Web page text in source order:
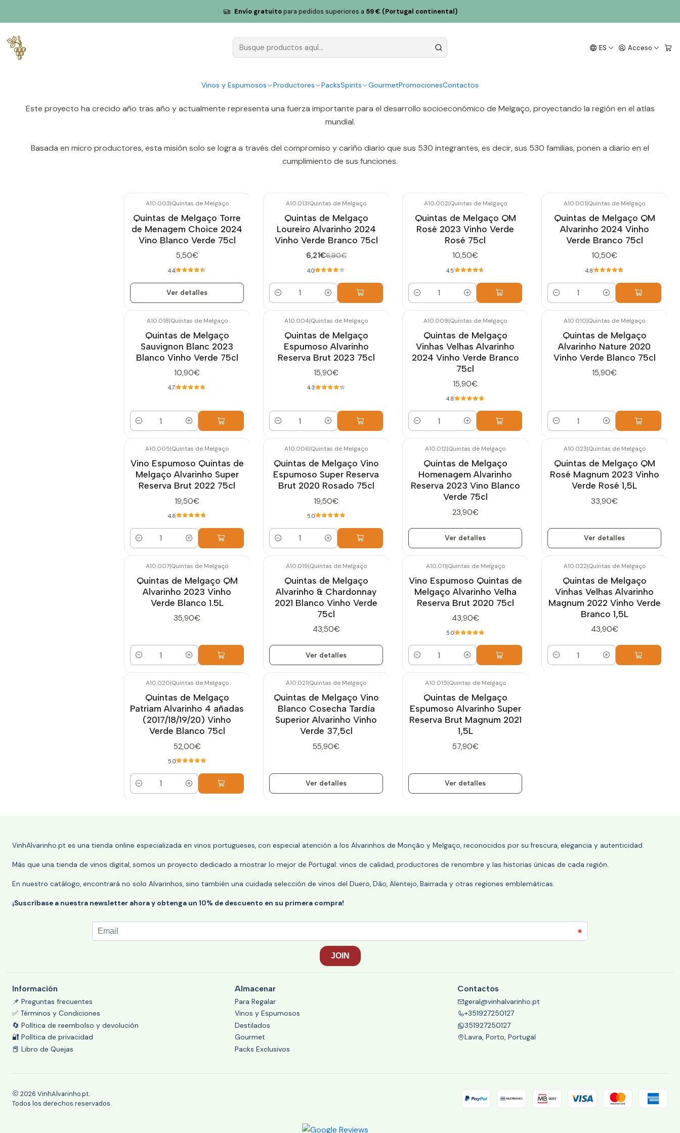
ES Acceso
Vinos y Espumosos Productores PacksSpirits GourmetPromocionesContactos
Envío gratuitopara pedidos superiores a 59 € (Portugal continental)
Granjas Melgaço
Granjas Melgaço
desafío a algunos pequeños y medianos productores de vino para unir fuerzas en favor del potencial de los vinos de la región y de la variedad Alvarinho.
Este proyecto ha crecido año tras año y actualmente representa una fuerza importante para el desarrollo socioeconómico de Melgaço, proyectando la región en el atlas
mundial.
Basada en micro productores, esta misión solo se logra a través del compromiso y cariño diario que sus 530 integrantes, es decir, sus 530 familias, ponen a diario en el
cumplimiento de sus funciones.
A10.003|Quintas de Melgaço
Quintas de Melgaço Torre
de Menagem Choice 2024
Vino Blanco Verde 75cl
5,50€
4.4
Ver detalles
A10.013|Quintas de Melgaço
Quintas de Melgaço
Loureiro Alvarinho 2024
Vinho Verde Branco 75cl
6,21€6,90€
4.0
Cantidad
A10.002|Quintas de Melgaço
Quintas de Melgaço QM
Rosé 2023 Vinho Verde
Rosé 75cl
10,50€
4.5
Cantidad
A10.001|Quintas de Melgaço
Quintas de Melgaço QM
Alvarinho 2024 Vinho
Verde Branco 75cl
10,50€
4.8
Cantidad
A10.018|Quintas de Melgaço
Quintas de Melgaço
Sauvignon Blanc 2023
Blanco Vinho Verde 75cl
10,90€
4.7
Cantidad
A10.004|Quintas de Melgaço
Quintas de Melgaço
Espumoso Alvarinho
Reserva Brut 2023 75cl
15,90€
4.3
Cantidad
A10.009|Quintas de Melgaço
Quintas de Melgaço
Vinhas Velhas Alvarinho
2024 Vinho Verde Branco
75cl
15,90€
4.8
Cantidad
A10.010|Quintas de Melgaço
Quintas de Melgaço
Alvarinho Nature 2020
Vinho Verde Blanco 75cl
15,90€
Cantidad
A10.005|Quintas de Melgaço
Vino Espumoso Quintas de
Melgaço Alvarinho Super
Reserva Brut 2022 75cl
19,50€
4.8
Cantidad
A10.006|Quintas de Melgaço
Quintas de Melgaço Vino
Espumoso Super Reserva
Brut 2020 Rosado 75cl
19,50€
5.0
Cantidad
A10.012|Quintas de Melgaço
Quintas de Melgaço
Homenagem Alvarinho
Reserva 2023 Vino Blanco
Verde 75cl
23,90€
Ver detalles
A10.023|Quintas de Melgaço
Quintas de Melgaço QM
Rosé Magnum 2023 Vinho
Verde Rosé 1,5L
33,90€
Ver detalles
A10.007|Quintas de Melgaço
Quintas de Melgaço QM
Alvarinho 2023 Vinho
Verde Blanco 1.5L
35,90€
Cantidad
A10.019|Quintas de Melgaço
Quintas de Melgaço
Alvarinho & Chardonnay
2021 Blanco Vinho Verde
75cl
43,50€
Ver detalles
A10.011|Quintas de Melgaço
Vino Espumoso Quintas de
Melgaço Alvarinho Velha
Reserva Brut 2020 75cl
43,90€
5.0
Cantidad
A10.022|Quintas de Melgaço
Quintas de Melgaço
Vinhas Velhas Alvarinho
Magnum 2022 Vinho Verde
Branco 1,5L
43,90€
Cantidad
A10.020|Quintas de Melgaço
Quintas de Melgaço
Patriam Alvarinho 4 añadas
(2017/18/19/20) Vinho
Verde Blanco 75cl
52,00€
5.0
Cantidad
A10.021|Quintas de Melgaço
Quintas de Melgaço Vino
Blanco Cosecha Tardía
Superior Alvarinho Vinho
Verde 37,5cl
55,90€
Ver detalles
A10.015|Quintas de Melgaço
Quintas de Melgaço
Espumoso Alvarinho Super
Reserva Brut Magnum 2021
1,5L
57,90€
Ver detalles
VinhAlvarinho.pt es una tienda online especializada en vinos portugueses, con especial atención a los Alvarinhos de Monção y Melgaço, reconocidos por su frescura, elegancia y autenticidad.
Más que una tienda de vinos digital, somos un proyecto dedicado a mostrar lo mejor de Portugal: vinos de calidad, productores de renombre y las historias únicas de cada región.
En nuestro catálogo, encontrará no solo Alvarinhos, sino también una cuidada selección de vinos del Duero, Dão, Alentejo, Bairrada y otras regiones emblemáticas.
¡Suscríbase a nuestra newsletter ahora y obtenga un 10% de descuento en su primera compra!
Información
📌 Preguntas frecuentes
✅ Términos y Condiciones
🔄 Política de reembolso y devolución
🔐 Política de privacidad
📕 Libro de Quejas
Almacenar
Para Regalar
Vinos y Espumosos
Destilados
Gourmet
Packs Exclusivos
Contactos
geral@vinhalvarinho.pt
+351927250127
351927250127
Lavra, Porto, Portugal
2026 VinhAlvarinho.pt.
Todos los derechos reservados.